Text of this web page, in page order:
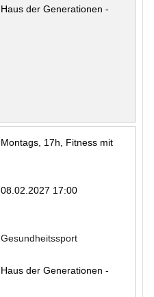
Haus der Generationen -
Montags, 17h, Fitness mit
08.02.2027 17:00
Gesundheitssport
Haus der Generationen -